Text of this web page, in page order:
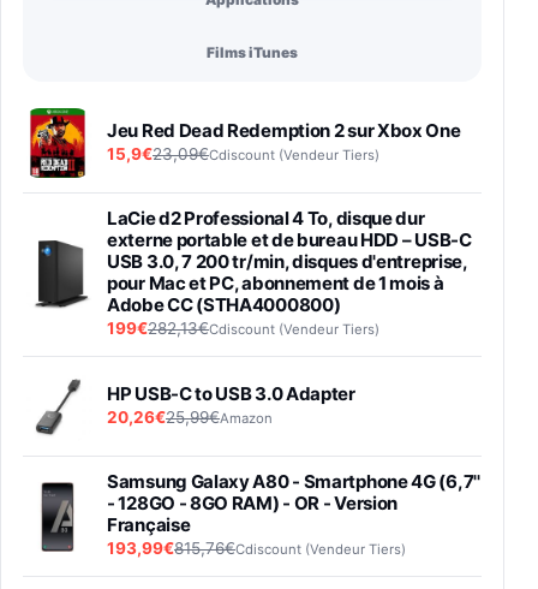
Films iTunes
Jeu Red Dead Redemption 2 sur Xbox One
15,9€23,09€Cdiscount (Vendeur Tiers)
LaCie d2 Professional 4 To, disque dur
externe portable et de bureau HDD – USB-C
USB 3.0, 7 200 tr/min, disques d'entreprise,
pour Mac et PC, abonnement de 1 mois à
Adobe CC (STHA4000800)
199€282,13€Cdiscount (Vendeur Tiers)
HP USB-C to USB 3.0 Adapter
20,26€25,99€Amazon
Samsung Galaxy A80 - Smartphone 4G (6,7''
- 128GO - 8GO RAM) - OR - Version
Française
193,99€815,76€Cdiscount (Vendeur Tiers)